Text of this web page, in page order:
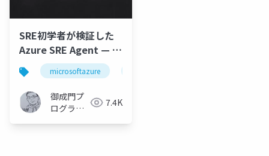
SRE初学者が検証した
Azure SRE Agent — 運
用コスト最適化への道
microsoftazure
御成門プ
ログラマ
7.4K